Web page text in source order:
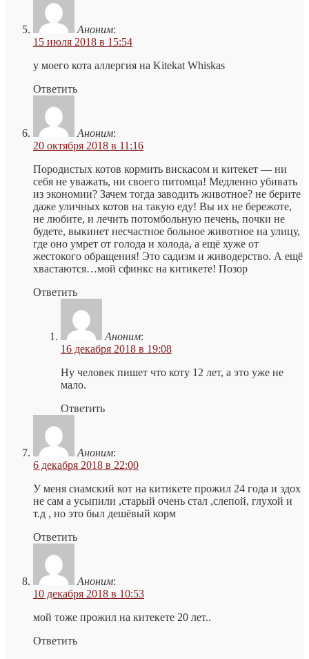
Аноним:
15 июля 2018 в 15:54
у моего кота аллергия на Kitekat Whiskas
Ответить
Аноним:
20 октября 2018 в 11:16
Породистых котов кормить вискасом и китекет — ни
себя не уважать, ни своего питомца! Медленно убивать
из экономии? Зачем тогда заводить животное? не берите
даже уличных котов на такую еду! Вы их не бережоте,
не любите, и лечить потомбольную печень, почки не
будете, выкинет несчастное больное животное на улицу,
где оно умрет от голода и холода, а ещё хуже от
жестокого обращения! Это садизм и живодерство. А ещё
хвастаются…мой сфинкс на китикете! Позор
Ответить
Аноним:
16 декабря 2018 в 19:08
Ну человек пишет что коту 12 лет, а это уже не
мало.
Ответить
Аноним:
6 декабря 2018 в 22:00
У меня сиамский кот на китикете прожил 24 года и здох
не сам а усыпили ,старый очень стал ,слепой, глухой и
т.д , но это был дешёвый корм
Ответить
Аноним:
10 декабря 2018 в 10:53
мой тоже прожил на китекете 20 лет..
Ответить